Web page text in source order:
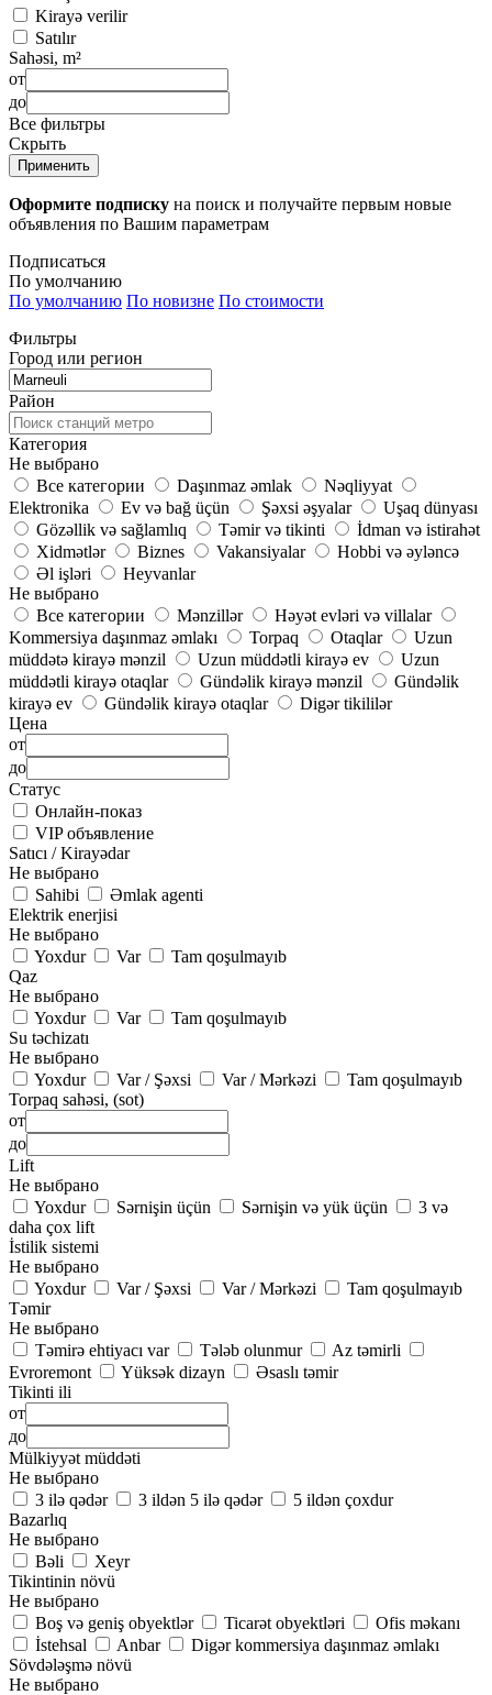
Kirayə verilir
Satılır
Sahəsi, m²
от
до
Все фильтры
Скрыть
Применить
Оформите подписку на поиск и получайте первым новые
объявления по Вашим параметрам
Подписаться
По умолчанию
По умолчанию По новизне По стоимости
Фильтры
Город или регион
Район
Категория
Не выбрано
Все категории
Daşınmaz əmlak
Nəqliyyat
Elektronika
Ev və bağ üçün Şəxsi əşyalar
Uşaq dünyası
Gözəllik və sağlamlıq
Təmir və tikinti
İdman və istirahət
Xidmətlər
Biznes Vakansiyalar
Hobbi və əyləncə
Əl işləri
Heyvanlar
Не выбрано
Все категории
Mənzillər
Həyət evləri və villalar
Kommersiya daşınmaz əmlakı
Torpaq Otaqlar
Uzun
müddətə kirayə mənzil
Uzun müddətli kirayə ev
Uzun
müddətli kirayə otaqlar
Gündəlik kirayə mənzil
Gündəlik
kirayə ev
Gündəlik kirayə otaqlar
Digər tikililər
Цена
от
до
Статус
Онлайн-показ
VIP объявление
Satıcı / Kirayədar
Не выбрано
Sahibi
Əmlak agenti
Elektrik enerjisi
Не выбрано
Yoxdur
Var
Tam qoşulmayıb
Qaz
Не выбрано
Yoxdur
Var
Tam qoşulmayıb
Su təchizatı
Не выбрано
Yoxdur
Var / Şəxsi Var / Mərkəzi
Tam qoşulmayıb
Torpaq sahəsi, (sot)
от
до
Lift
Не выбрано
Yoxdur
Sərnişin üçün Sərnişin və yük üçün
3 və
daha çox lift
İstilik sistemi
Не выбрано
Yoxdur
Var / Şəxsi Var / Mərkəzi
Tam qoşulmayıb
Təmir
Не выбрано
Təmirə ehtiyacı var
Tələb olunmur
Az təmirli
Evroremont
Yüksək dizayn
Əsaslı təmir
Tikinti ili
от
до
Mülkiyyət müddəti
Не выбрано
3 ilə qədər
3 ildən 5 ilə qədər
5 ildən çoxdur
Bazarlıq
Не выбрано
Bəli
Xeyr
Tikintinin növü
Не выбрано
Boş və geniş obyektlər
Ticarət obyektləri
Ofis məkanı
İstehsal
Anbar
Digər kommersiya daşınmaz əmlakı
Sövdələşmə növü
Не выбрано